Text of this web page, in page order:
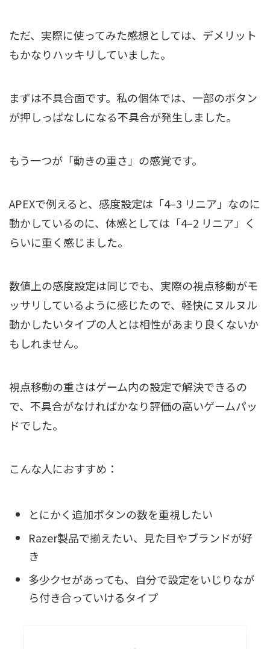
ただ、実際に使ってみた感想としては、デメリット
もかなりハッキリしていました。
まずは不具合面です。私の個体では、一部のボタン
が押しっぱなしになる不具合が発生しました。
もう一つが「動きの重さ」の感覚です。
APEXで例えると、感度設定は「4–3 リニア」なのに
動かしているのに、体感としては「4–2 リニア」く
らいに重く感じました。
数値上の感度設定は同じでも、実際の視点移動がモ
ッサリしているように感じたので、軽快にヌルヌル
動かしたいタイプの人とは相性があまり良くないか
もしれません。
視点移動の重さはゲーム内の設定で解決できるの
で、不具合がなければかなり評価の高いゲームパッ
ドでした。
こんな人におすすめ：
とにかく追加ボタンの数を重視したい
Razer製品で揃えたい、見た目やブランドが好
き
多少クセがあっても、自分で設定をいじりなが
ら付き合っていけるタイプ